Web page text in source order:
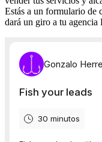
Estás a un formulario de
dará un giro a tu agencia